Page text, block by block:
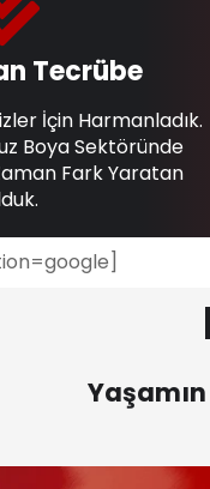
Tecrübe
İçin Harmanladık.
Boya Sektöründe
Fark Yaratan